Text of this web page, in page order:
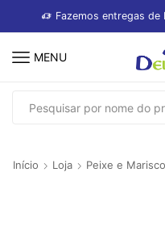
Fazemos entregas de
MENU
Início Loja Peixe e Marisco